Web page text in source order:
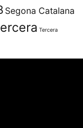
Segona Catalana
Tercera